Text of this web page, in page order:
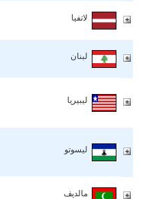
لاتفيا
لبنان
ليبيريا
ليسوتو
مالديف